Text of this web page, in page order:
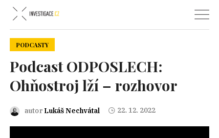
PODCASTY
Podcast ODPOSLECH:
Ohňostroj lží – rozhovor
autor Lukáš Nechvátal 22. 12. 2022